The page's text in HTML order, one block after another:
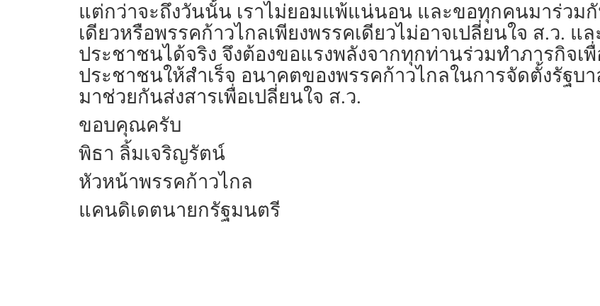
แต่กว่าจะถึงวันนั้น เราไม่ยอมแพ้แน่นอน และขอทุกคนมาร่วม
เดียวหรือพรรคก้าวไกลเพียงพรรคเดียวไม่อาจเปลี่ยนใจ ส.ว. แ
ประชาชนได้จริง จึงต้องขอแรงพลังจากทุกท่านร่วมทำภารกิจเ
ประชาชนให้สำเร็จ อนาคตของพรรคก้าวไกลในการจัดตั้งรัฐ
มาช่วยกันส่งสารเพื่อเปลี่ยนใจ ส.ว.
ขอบคุณครับ
พิธา ลิ้มเจริญรัตน์
หัวหน้าพรรคก้าวไกล
แคนดิเดตนายกรัฐมนตรี